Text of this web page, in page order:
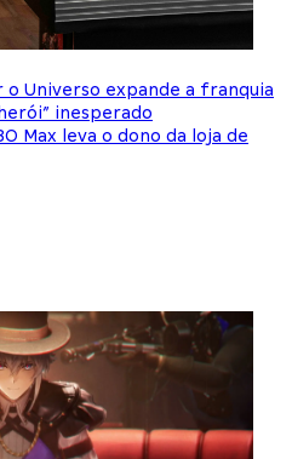
o Universo expande a franquia
inesperado
Max leva o dono da loja de